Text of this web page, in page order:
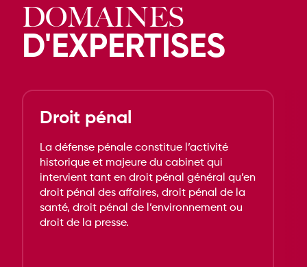
DOMAINES
D'EXPERTISES
Droit pénal
La défense pénale constitue l’activité
historique et majeure du cabinet qui
intervient tant en droit pénal général qu’en
droit pénal des affaires, droit pénal de la
santé, droit pénal de l’environnement ou
droit de la presse.